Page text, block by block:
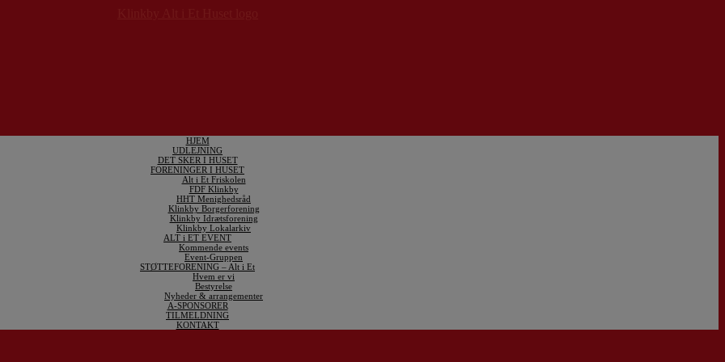
HJEM
UDLEJNING
DET SKER I HUSET
FORENINGER I HUSET
Alt i Et Friskolen
FDF Klinkby
HHT Menighedsråd
Klinkby Borgerforening
Klinkby Idrætsforening
Klinkby Lokalarkiv
ALT i ET EVENT
Kommende events
Event-Gruppen
STØTTEFORENING – Alt i Et
Hvem er vi
Bestyrelse
Nyheder & arrangementer
A-SPONSORER
TILMELDNING
KONTAKT